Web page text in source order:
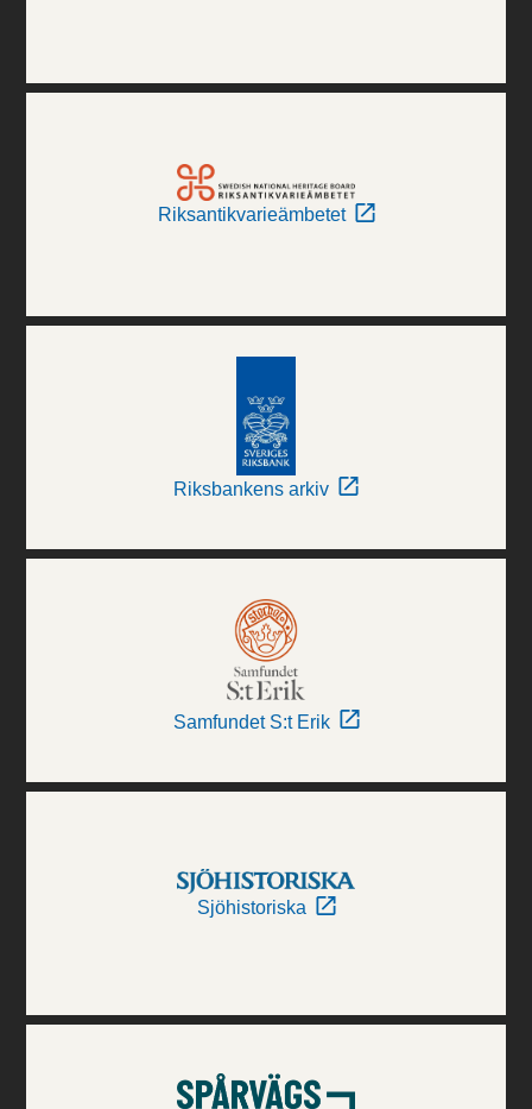
Riksantikvarieämbetet
Riksbankens arkiv
Samfundet S:t Erik
Sjöhistoriska